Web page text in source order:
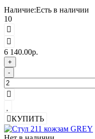
Наличие:Есть в наличии
10
6 140.00р.
+
-
КУПИТЬ